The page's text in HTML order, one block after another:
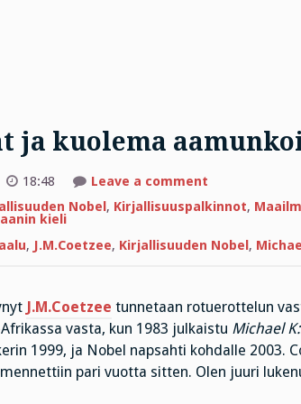
ja kuolema
18:48 Leave a commenton
maat
Nobel , Kirjallisuuspalkinnot,
kieli
, J.M.Coetzee, Kirjallisuuden Nobel,
J.M.Coetzee tunnetaan rotuerottelun
vasta, kun 1983 julkaistu Michael
1999, ja Nobel napsahti kohdalle 2003.
pari vuotta sitten. Olen juuri